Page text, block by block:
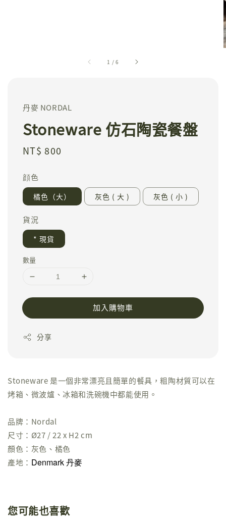
1 /6
丹麥 NORDAL
Stoneware 仿石陶瓷餐盤
Regular
NT$ 800
顔色
橘色（大） 灰色 ( 大 ) 灰色 ( 小 )
貨況
* 現貨
數量
加入購物車
分享
Stoneware 是一個非常漂亮且簡單的餐具，粗陶材質可以在
烤箱、微波爐、冰箱和洗碗機中都能使用。
品牌：Nordal
尺寸：Ø27 / 22 x H2 cm
顏色：灰色、橘色
產地： Denmark 丹麥
您可能也喜歡